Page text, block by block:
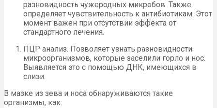
разновидность чужеродных микробов. Также
определяет чувствительность к антибиотикам. Этот
момент важен при отсутствии эффекта от
стандартного лечения.
ПЦР анализ. Позволяет узнать разновидности
микроорганизмов, которые заселили горло и нос.
Выявляется это с помощью ДНК, имеющихся в
слизи.
В мазке из зева и носа обнаруживаются такие
организмы, как: